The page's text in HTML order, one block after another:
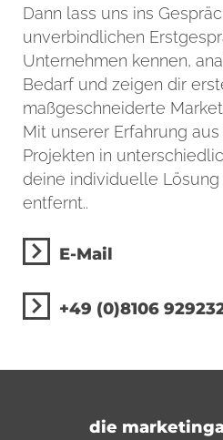
Dann lass uns ins
unverbindlichen
Unternehmen kennen,
Bedarf und zeigen dir
maßgeschneiderte
Mit unserer Erfahrung
Projekten in
deine individuelle
entfernt..
E-Mail
+49 (0)8106
die